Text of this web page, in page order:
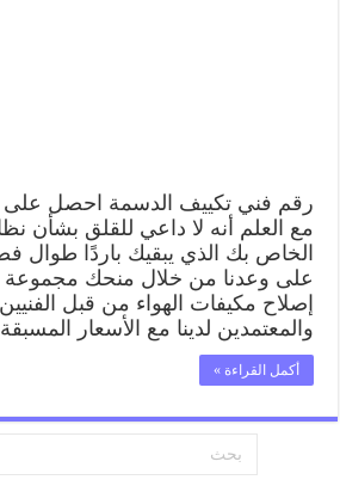
رقم فني تكييف الدسمة احصل على
مع العلم أنه لا داعي للقلق بشأن
الخاص بك الذي يبقيك باردًا طوال
على وعدنا من خلال منحك مجموعة
إصلاح مكيفات الهواء من قبل
والمعتمدين لدينا مع الأسعار
أكمل القراءة »